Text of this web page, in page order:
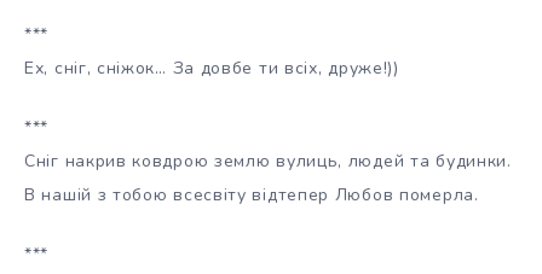
***
Ех, сніг, сніжок… За довбе ти всіх, друже!))
***
Сніг накрив ковдрою землю вулиць, людей та будинки.
В нашій з тобою всесвіту відтепер Любов померла.
***